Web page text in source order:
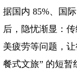
据国内 85%、国
后，隐忧渐显：
美疲劳等问题，
餐式文旅” 的短暂